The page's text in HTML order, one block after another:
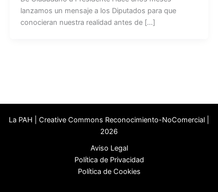
lanzamos un mensaje a los Diputados para que
conocieran nuestra realidad antes de […]
La PAH | Creative Commons Reconocimiento-NoComercial |
2026
Aviso Legal
Política de Privacidad
Política de Cookies